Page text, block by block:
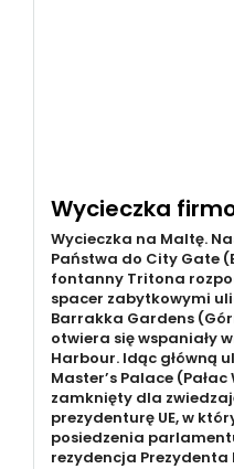
Wycieczka
Wycieczka na Maltę.
Państwa do City Gate
fontanny Tritona
spacer zabytkowymi
Barrakka Gardens
otwiera się wspaniały
Harbour. Idąc główną
Master’s Palace
zamknięty dla
prezydenturę UE, w
posiedzenia
rezydencja Prezydenta